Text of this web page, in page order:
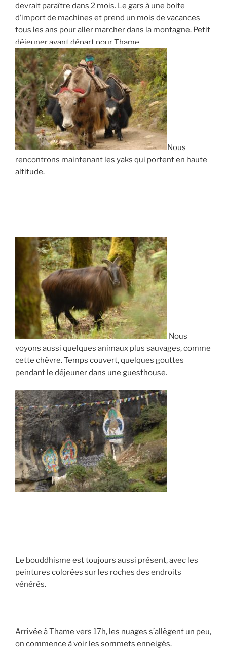
devrait paraître dans 2 mois. Le gars à une boite
d’import de machines et prend un mois de vacances
tous les ans pour aller marcher dans la montagne. Petit
déjeuner avant départ pour Thame.
Nous
rencontrons maintenant les yaks qui portent en haute
altitude.
Nous
voyons aussi quelques animaux plus sauvages, comme
cette chèvre. Temps couvert, quelques gouttes
pendant le déjeuner dans une guesthouse.
Le bouddhisme est toujours aussi présent, avec les
peintures colorées sur les roches des endroits
vénérés.
Arrivée à Thame vers 17h, les nuages s’allègent un peu,
on commence à voir les sommets enneigés.